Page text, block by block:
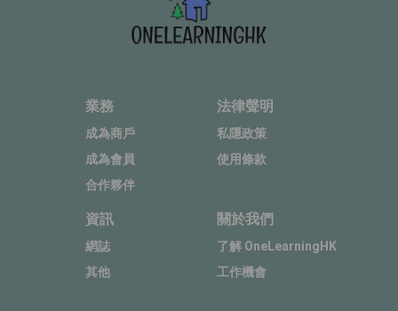
業務
成為商戶
成為會員
合作夥伴
法律聲明
私隱政策
使用條款
資訊
網誌
其他
關於我們
了解 OneLearningHK
工作機會